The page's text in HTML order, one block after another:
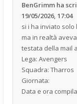
BenGrimm ha
19/05/2026, 17:04
si i ha inviato
ma in realtà
testata della mail
Lega: Avengers
Squadra: Tharros
Giornata:
Data e ora